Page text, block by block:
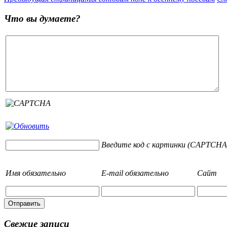
Что вы думаете?
Введите код с картинки
Имя обязательно E-mail обязательно Сайт
Свежие записи